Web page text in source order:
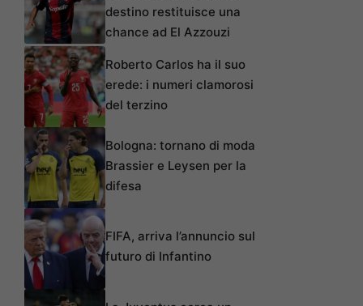
destino restituisce una
chance ad El Azzouzi
Roberto Carlos ha il suo
erede: i numeri clamorosi
del terzino
Bologna: tornano di moda
Brassier e Leysen per la
difesa
FIFA, arriva l’annuncio sul
futuro di Infantino